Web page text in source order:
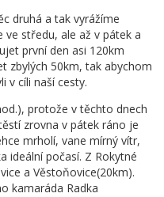
druhá a tak vyrážíme
ve středu, ale až v pátek a
první den asi 120km
zbylých 50km, tak abychom
v cíli naší cesty.
protože v těchto dnech
zrovna v pátek ráno je
mrholí, vane mírný vítr,
ideální počasí. Z Rokytné
a Věstoňovice(20km).
kamaráda Radka